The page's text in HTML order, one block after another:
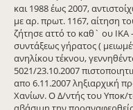
και 1988 έως 2007,
με αρ. πρωτ. 1167, αίτηση
ζήτησε αττό το καθ` ου
συντάξεως γήρατος (
ανηλίκου τέκνου,
5021/23.10.2007
απο 6.11.2007 ληξιαρχική
Χανίων. Ο Δ/ντής του Υποκ/